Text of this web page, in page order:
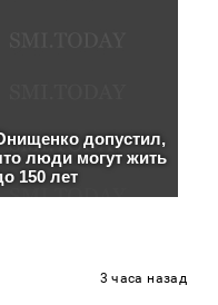
3 часа назад